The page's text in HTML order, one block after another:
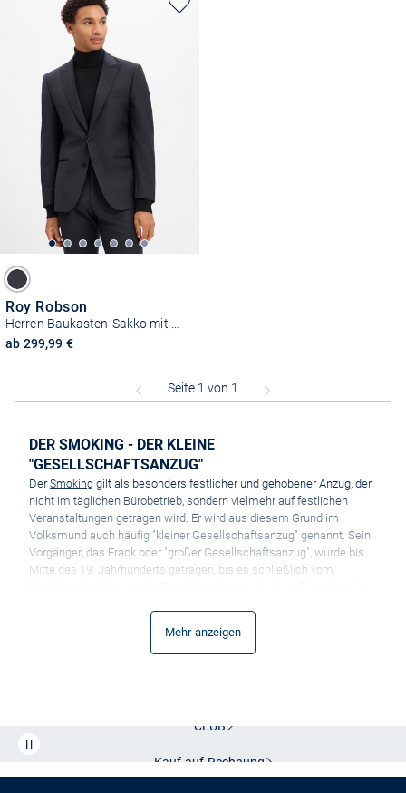
Roy Robson
ab 299,99 €
DER SMOKING - DER KLEINE
"GESELLSCHAFTSANZUG"
DerSmoking gilt als besonders festlicher und gehobener Anzug, der
nicht im täglichen Bürobetrieb, sondern vielmehr auf festlichen
Veranstaltungen getragen wird. Er wird aus diesem Grund im
Volksmund auch häufig "kleiner Gesellschaftsanzug" genannt. Sein
Vorgänger, das Frack oder "großer Gesellschaftsanzug", wurde bis
Mitte des 19. Jahrhunderts getragen, bis es schließlich vom
Heute hat sich der Smoking längst als die Abendgarderobe auf
festlichen Anlässen durchgesetzt - die zahlreichen James Bond
stilechten Fliege und einem eleganten Herren-Hemd von VAN
GRAAF kombiniert, sorgen Sie mit Sicherheit bei jedem Anlass für
DIE DREI TEILE DES SMOKINGS
Mehr anzeigen
CLUB
Kauf auf Rechnung